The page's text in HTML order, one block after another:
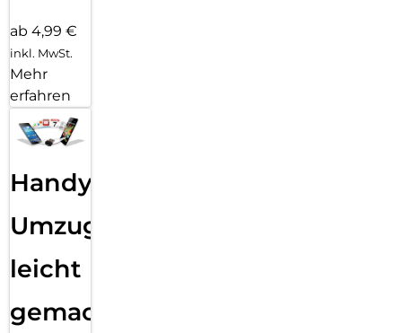
ab 4,99 €
inkl. MwSt.
Mehr
erfahren
Handy
Umzug
leicht
gemacht!